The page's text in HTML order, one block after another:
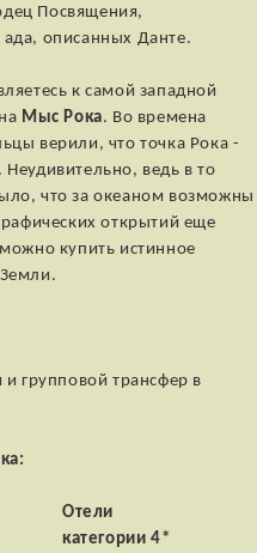
Посвящения,
описанных Данте.
к самой западной
Мыс Рока. Во времена
верили, что точка Рока -
ведь в то
что за океаном возможны
открытий еще
купить истинное
групповой трансфер в
Отели
категории 4*